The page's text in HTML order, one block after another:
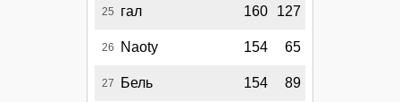
25 гал 160 127
26 Naoty 154 65
27 Бель 154 89